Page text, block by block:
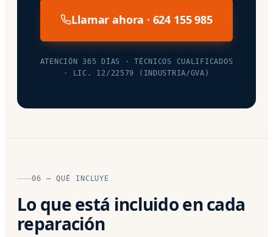
Llamar ahora · 624 155 985
ATENCIÓN 365 DÍAS · TÉCNICOS CUALIFICADOS
· LIC. 12/22579 (INDUSTRIA/GVA)
06 — QUÉ INCLUYE
Lo que está incluido en cada
reparación